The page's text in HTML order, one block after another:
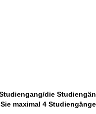
die
maximal 4